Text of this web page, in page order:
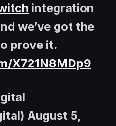
integration
we’ve got the
prove it.
X721N8MDp9
August 5,